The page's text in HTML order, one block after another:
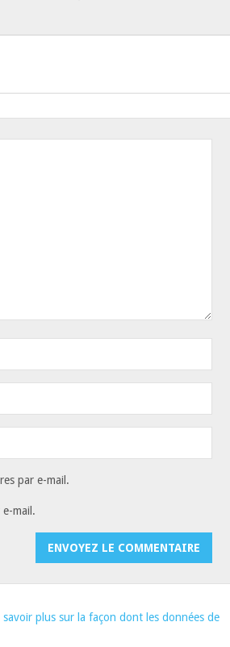
par e-mail.
mail.
savoir plus sur la façon dont les données de